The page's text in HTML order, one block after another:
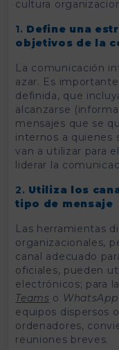
cultura
1. Define una
objetivos de la
La comunicación
azar. Es
definida, que
alcanzarse
mensajes que se
internos a quienes
van a utilizar para
liderar la
2. Utiliza los
tipo de mensaje
Las herramientas
organizacionales,
canal adecuado
oficiales, pueden
electrónicos; para
Teams o
equipos dispersos
ordenadores,
reuniones breves.